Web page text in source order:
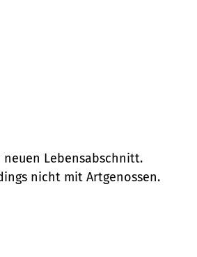
Lebensabschnitt.
nicht mit Artgenossen.